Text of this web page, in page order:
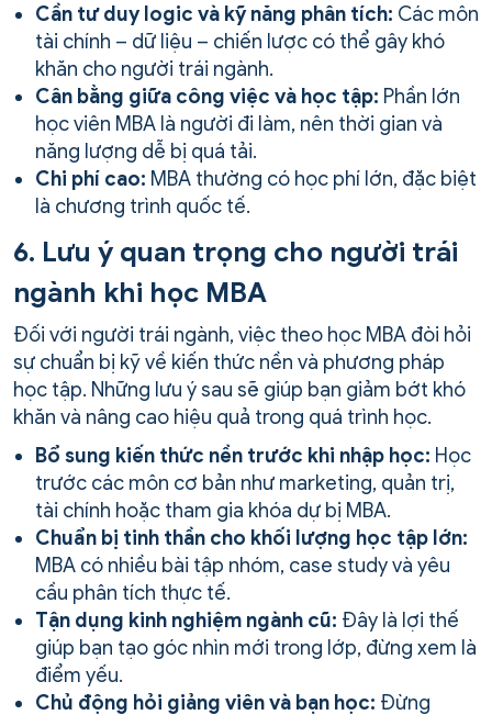
Cần tư duy logic và kỹ năng phân tích: Các môn
tài chính – dữ liệu – chiến lược có thể gây khó
khăn cho người trái ngành.
Cân bằng giữa công việc và học tập: Phần lớn
học viên MBA là người đi làm, nên thời gian và
năng lượng dễ bị quá tải.
Chi phí cao: MBA thường có học phí lớn, đặc biệt
là chương trình quốc tế.
6. Lưu ý quan trọng cho người trái
ngành khi học MBA
Đối với người trái ngành, việc theo học MBA đòi hỏi
sự chuẩn bị kỹ về kiến thức nền và phương pháp
học tập. Những lưu ý sau sẽ giúp bạn giảm bớt khó
khăn và nâng cao hiệu quả trong quá trình học.
Bổ sung kiến thức nền trước khi nhập học: Học
trước các môn cơ bản như marketing, quản trị,
tài chính hoặc tham gia khóa dự bị MBA.
Chuẩn bị tinh thần cho khối lượng học tập lớn:
MBA có nhiều bài tập nhóm, case study và yêu
cầu phân tích thực tế.
Tận dụng kinh nghiệm ngành cũ: Đây là lợi thế
giúp bạn tạo góc nhìn mới trong lớp, đừng xem là
điểm yếu.
Chủ động hỏi giảng viên và bạn học: Đừng